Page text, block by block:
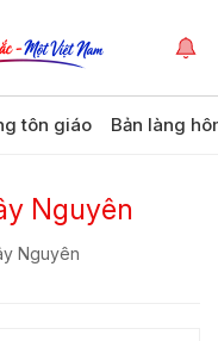
tôn giáo Bản làng
Nguyên
Nguyên